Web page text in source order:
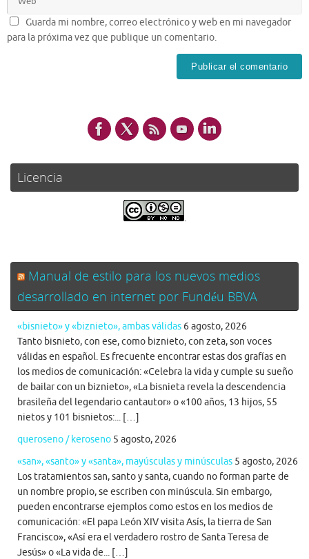
Guarda mi nombre, correo electrónico y web en mi navegador
para la próxima vez que publique un comentario.
Licencia
.
Manual de estilo para los nuevos medios
desarrollado en internet por Fundéu BBVA
«bisnieto» y «biznieto», ambas válidas 6 agosto, 2026
Tanto bisnieto, con ese, como biznieto, con zeta, son voces
válidas en español. Es frecuente encontrar estas dos grafías en
los medios de comunicación: «Celebra la vida y cumple su sueño
de bailar con un biznieto», «La bisnieta revela la descendencia
brasileña del legendario cantautor» o «100 años, 13 hijos, 55
nietos y 101 bisnietos:... […]
queroseno / keroseno 5 agosto, 2026
«san», «santo» y «santa», mayúsculas y minúsculas 5 agosto, 2026
Los tratamientos san, santo y santa, cuando no forman parte de
un nombre propio, se escriben con minúscula. Sin embargo,
pueden encontrarse ejemplos como estos en los medios de
comunicación: «El papa León XIV visita Asís, la tierra de San
Francisco», «Así era el verdadero rostro de Santa Teresa de
Jesús» o «La vida de... […]